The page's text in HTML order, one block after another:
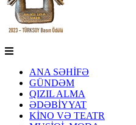
ANA SƏHİFƏ
GÜNDƏM
QIZIL ALMA
ƏDƏBİYYAT
KİNO VƏ TEATR